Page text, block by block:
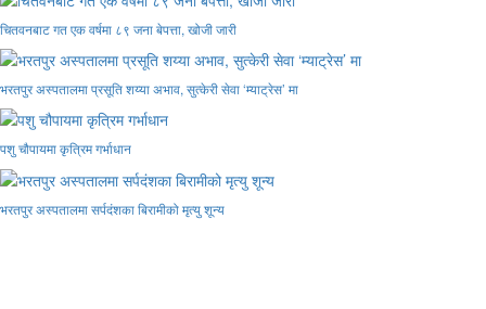
चितवनबाट गत एक वर्षमा ८९ जना बेपत्ता, खोजी जारी
भरतपुर अस्पतालमा प्रसूति शय्या अभाव, सुत्केरी सेवा ‘म्याट्रेस’ मा
पशु चौपायमा कृत्रिम गर्भाधान
भरतपुर अस्पतालमा सर्पदंशका बिरामीको मृत्यु शून्य